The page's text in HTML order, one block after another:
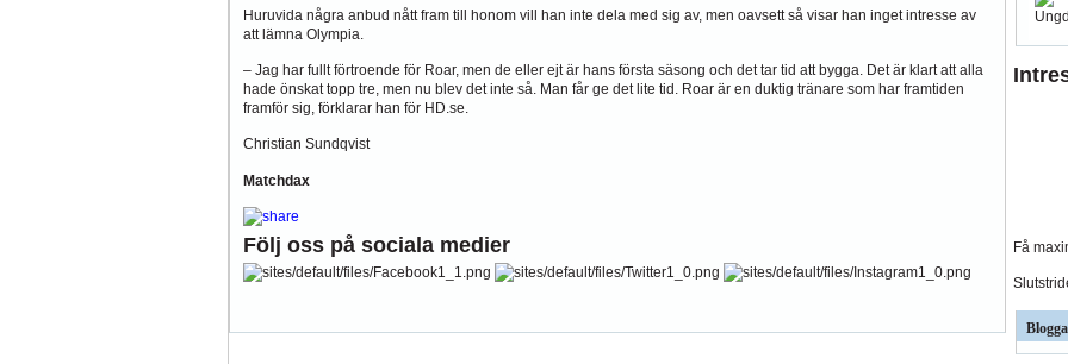
Huruvida några anbud nått fram till honom vill han inte dela med sig av, men oavsett så visar han inget intresse av
att lämna Olympia.
– Jag har fullt förtroende för Roar, men de eller ejt är hans första säsong och det tar tid att bygga. Det är klart att alla
hade önskat topp tre, men nu blev det inte så. Man får ge det lite tid. Roar är en duktig tränare som har framtiden
framför sig, förklarar han för HD.se.
Christian Sundqvist
Matchdax
Följ oss på sociala medier Få